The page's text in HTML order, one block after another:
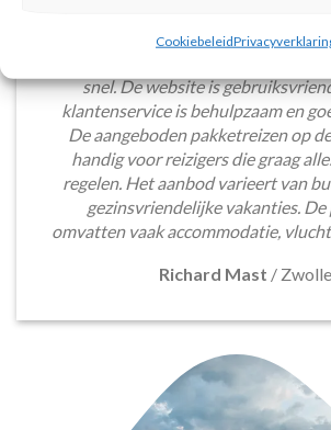
Cookiebeleid
Het boeken van een lastminute
snel. De website is
klantenservice is behulpzaam en
De aangeboden pakketreizen op
handig voor reizigers die graag
regelen. Het aanbod varieert van
gezinsvriendelijke vakanties.
omvatten vaak accommodatie,
Richard Mast / Zwolle